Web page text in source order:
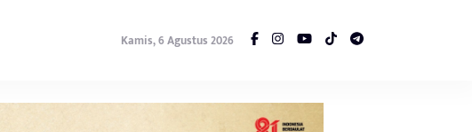
Kamis, 6 Agustus 2026